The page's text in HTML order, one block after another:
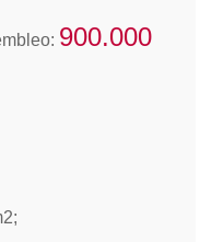
900.000